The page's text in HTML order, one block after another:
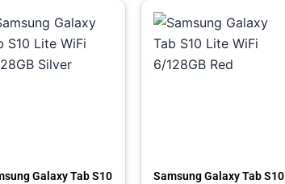
Galaxy Tab S10
KM.
KM.
Samsung Galaxy Tab S10
price
was:
879,00 KM.
price
is:
789,00 KM.